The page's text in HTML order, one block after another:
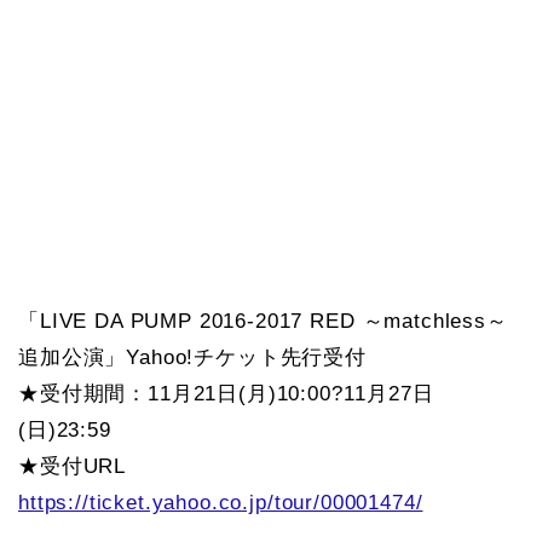
「LIVE DA PUMP 2016-2017 RED ～matchless～
追加公演」Yahoo!チケット先行受付
★受付期間：11月21日(月)10:00?11月27日
(日)23:59
★受付URL
https://ticket.yahoo.co.jp/tour/00001474/